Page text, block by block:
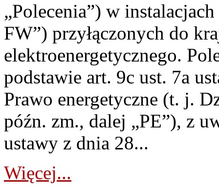
„Polecenia”) w
FW”) przyłączonych do
elektroenergetycznego.
podstawie art. 9c ust. 7a
Prawo energetyczne (t. j.
późn. zm., dalej „PE”), z
ustawy z dnia 28...
Więcej...